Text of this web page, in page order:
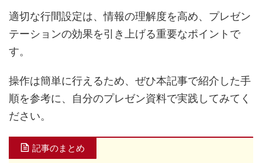
適切な行間設定は、情報の理解度を高め、プレゼン
テーションの効果を引き上げる重要なポイントで
す。
操作は簡単に行えるため、ぜひ本記事で紹介した手
順を参考に、自分のプレゼン資料で実践してみてく
ださい。
記事のまとめ